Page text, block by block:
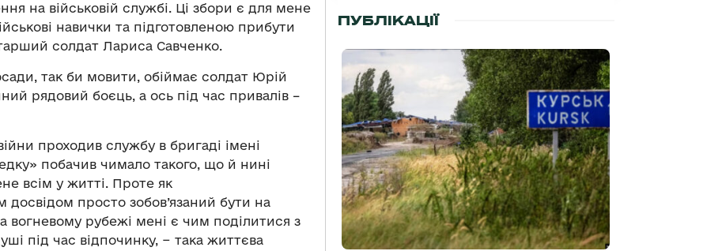
на військовій службі. Ці збори є для мене
навички та підготовленою прибути
солдат Лариса Савченко.
так би мовити, обіймає солдат Юрій
рядовий боєць, а ось під час привалів –
проходив службу в бригаді імені
побачив чимало такого, що й нині
всім у житті. Проте як
досвідом просто зобов’язаний бути на
рубежі мені є чим поділитися з
під час відпочинку, − така життєва
ПУБЛІКАЦІЇ